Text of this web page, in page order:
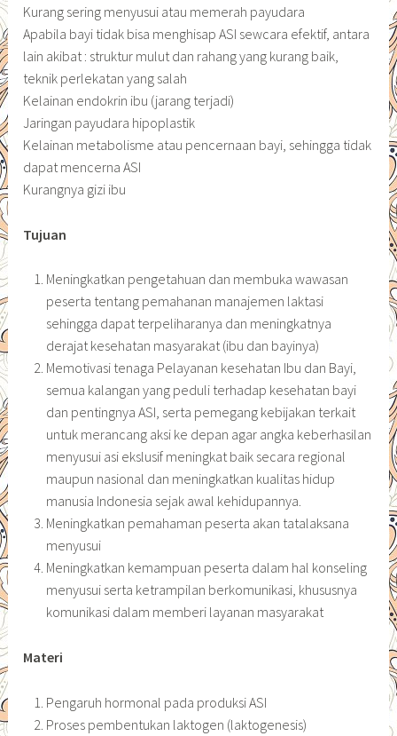
Kurang sering menyusui atau memerah payudara
Apabila bayi tidak bisa menghisap ASI sewcara efektif, antara
lain akibat : struktur mulut dan rahang yang kurang baik,
teknik perlekatan yang salah
Kelainan endokrin ibu (jarang terjadi)
Jaringan payudara hipoplastik
Kelainan metabolisme atau pencernaan bayi, sehingga tidak
dapat mencerna ASI
Kurangnya gizi ibu
Tujuan
Meningkatkan pengetahuan dan membuka wawasan
peserta tentang pemahanan manajemen laktasi
sehingga dapat terpeliharanya dan meningkatnya
derajat kesehatan masyarakat (ibu dan bayinya)
Memotivasi tenaga Pelayanan kesehatan Ibu dan Bayi,
semua kalangan yang peduli terhadap kesehatan bayi
dan pentingnya ASI, serta pemegang kebijakan terkait
untuk merancang aksi ke depan agar angka keberhasilan
menyusui asi ekslusif meningkat baik secara regional
maupun nasional dan meningkatkan kualitas hidup
manusia Indonesia sejak awal kehidupannya.
Meningkatkan pemahaman peserta akan tatalaksana
menyusui
Meningkatkan kemampuan peserta dalam hal konseling
menyusui serta ketrampilan berkomunikasi, khususnya
komunikasi dalam memberi layanan masyarakat
Materi
Pengaruh hormonal pada produksi ASI
Proses pembentukan laktogen (laktogenesis)